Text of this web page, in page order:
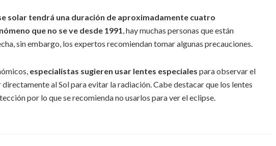
solar tendrá una duración de aproximadamente cuatro
que no se ve desde 1991 , hay muchas personas que están
sin embargo, los expertos recomiendan tomar algunas precauciones.
especialistas sugieren usar lentes especiales para observar el
al Sol para evitar la radiación. Cabe destacar que los lentes
por lo que se recomienda no usarlos para ver el eclipse.